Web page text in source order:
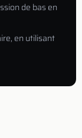
de bas en
en utilisant